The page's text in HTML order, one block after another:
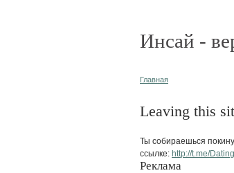
Инсай -
Главная
Leaving this
Ты собираешься
ссылке: http://t.me/
Реклама